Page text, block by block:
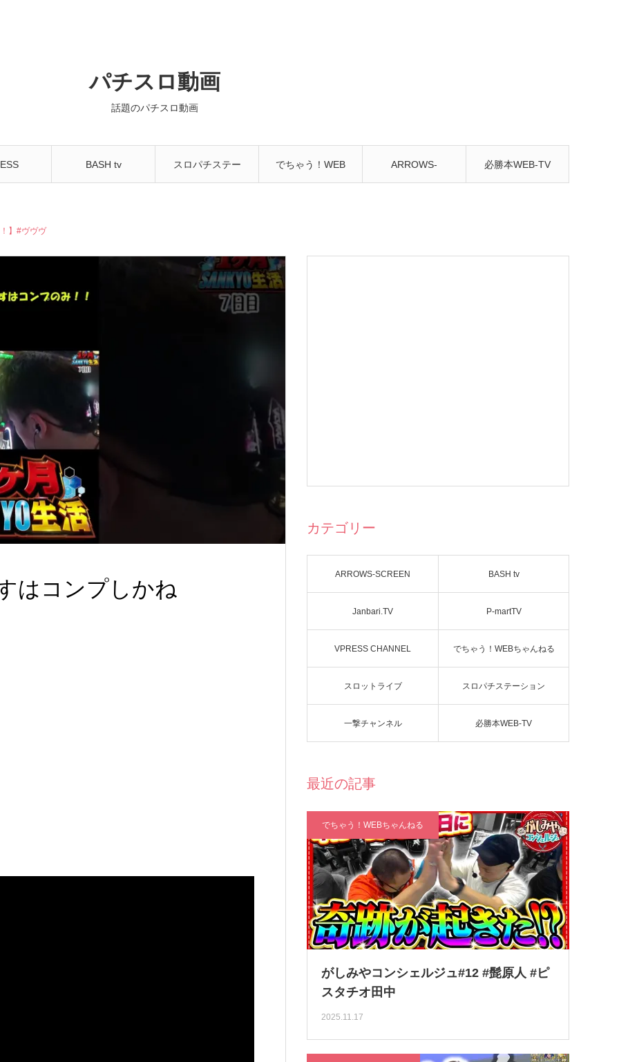
パチスロ動画
話題のパチスロ動画
BASH tv スロパチステー でちゃう！WEB ARROWS- 必勝本WEB-TV
】#ヴヴヴ
はコンプしかね
カテゴリー
ARROWS-SCREEN BASH tv
Janbari.TV P-martTV
VPRESS CHANNEL でちゃう！WEBちゃんねる
スロットライブ スロパチステーション
一撃チャンネル 必勝本WEB-TV
最近の記事
でちゃう！WEBちゃんねる
がしみやコンシェルジュ#12 #髭原人 #ピ
スタチオ田中
2025.11.17